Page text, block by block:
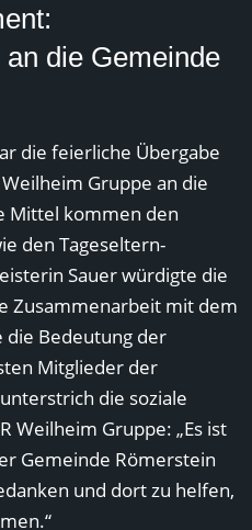
die Gemeinde
die feierliche Übergabe
Gruppe an die
Mittel kommen den
den Tageseltern-
Sauer würdigte die
Zusammenarbeit mit dem
Bedeutung der
Mitglieder der
die soziale
Weilheim Gruppe: „Es ist
Gemeinde Römerstein
und dort zu helfen,